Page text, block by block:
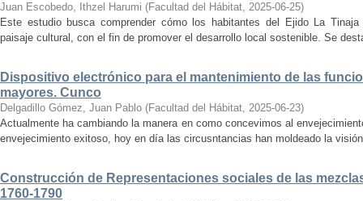
Juan Escobedo, Ithzel Harumi (Facultad del Hábitat, 2025-06-25)
Este estudio busca comprender cómo los habitantes del Ejido La
paisaje cultural, con el fin de promover el desarrollo local sostenible. Se
Dispositivo electrónico para el mantenimiento de las
mayores. Cunco
Delgadillo Gómez, Juan Pablo (Facultad del Hábitat, 2025-06-23)
Actualmente ha cambiando la manera en como concevimos al
envejecimiento exitoso, hoy en día las circusntancias han moldeado la
Construcción de Representaciones sociales de las
1760-1790